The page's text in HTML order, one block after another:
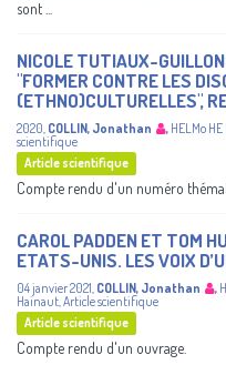
sont ...
NICOLE TUTIAUX-
"FORMER CONTRE LES
(ETHNO)CULTURELLES",
2020 COLLIN, Jonathan , HELMo
scientifique
Article scientifique
Compte rendu d'un numéro
CAROL PADDEN ET TOM
ETATS-UNIS. LES VOIX
04 janvier 2021 COLLIN, Jonathan ,
Hainaut Article scientifique
Article scientifique
Compte rendu d'un ouvrage.